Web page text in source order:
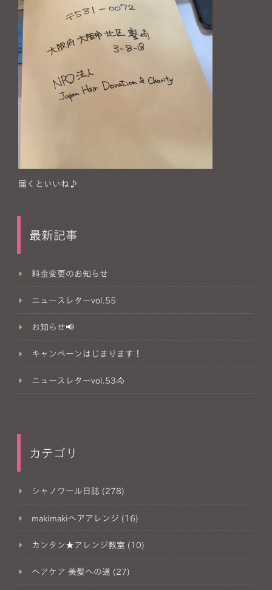
届くといいね♪
最新記事
料金変更のお知らせ
ニュースレターvol.55
お知らせ📢
キャンペーンはじまります！
ニュースレターvol.53🐴
カテゴリ
シャノワール日誌 (278)
makimakiヘアアレンジ (16)
カンタン★アレンジ教室 (10)
ヘアケア 美髪への道 (27)